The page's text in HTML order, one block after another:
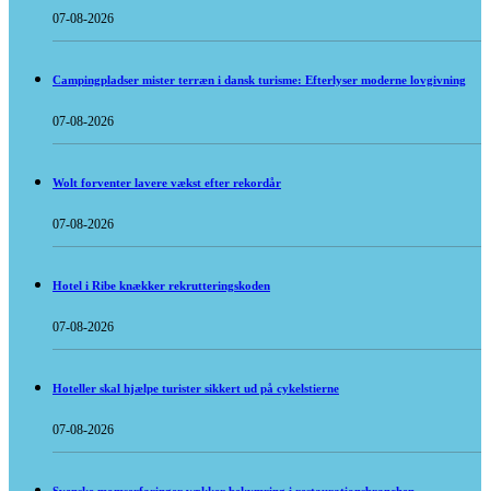
07-08-2026
Campingpladser mister terræn i dansk turisme: Efterlyser moderne lovgivning
07-08-2026
Wolt forventer lavere vækst efter rekordår
07-08-2026
Hotel i Ribe knækker rekrutteringskoden
07-08-2026
Hoteller skal hjælpe turister sikkert ud på cykelstierne
07-08-2026